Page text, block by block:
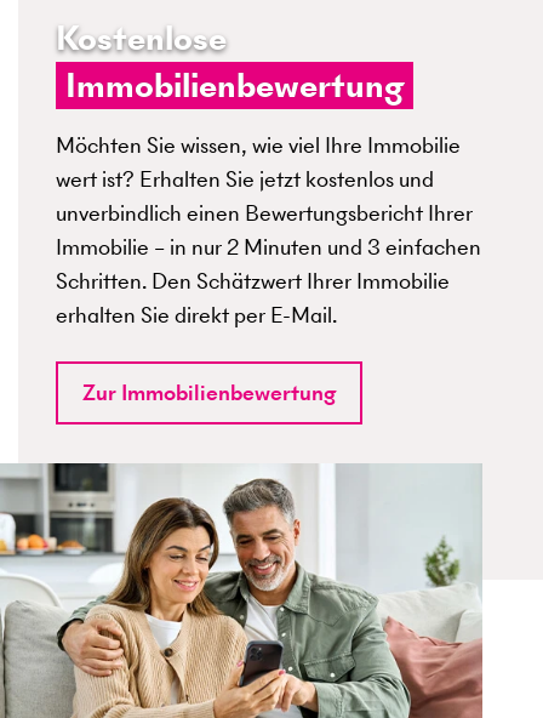
Kostenlose
Immobilienbewertung
Möchten Sie wissen, wie viel Ihre Immobilie
wert ist? Erhalten Sie jetzt kostenlos und
unverbindlich einen Bewertungsbericht Ihrer
Immobilie – in nur 2 Minuten und 3 einfachen
Schritten. Den Schätzwert Ihrer Immobilie
erhalten Sie direkt per E-Mail.
Zur Immobilienbewertung